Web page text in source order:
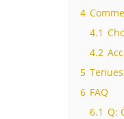
4
4.1
4.2
5
6 FAQ
6.1 Q: